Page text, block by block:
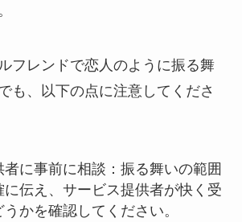
フレンドで恋人のように振る舞
も、以下の点に注意してくださ
に事前に相談：振る舞いの範囲
に伝え、サービス提供者が快く受
かを確認してください。